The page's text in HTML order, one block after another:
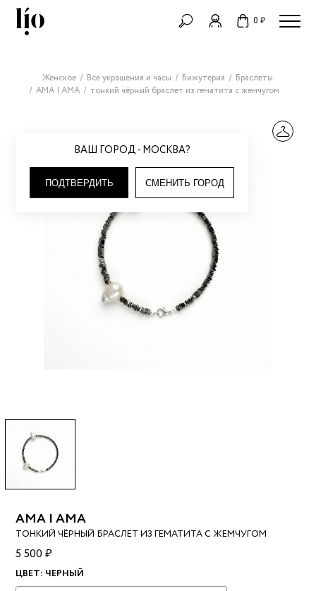
0 ₽
ВАШ ГОРОД - МОСКВА?
ПОДТВЕРДИТЬ СМЕНИТЬ ГОРОД
Женское Все украшения и часы Бижутерия
Браслеты
AMA | АМА
тонкий чёрный браслет из гематита с жемчугом
AMA | АМА
ТОНКИЙ ЧЁРНЫЙ БРАСЛЕТ ИЗ ГЕМАТИТА С ЖЕМЧУГОМ
5 500 ₽
ЦВЕТ: ЧЕРНЫЙ